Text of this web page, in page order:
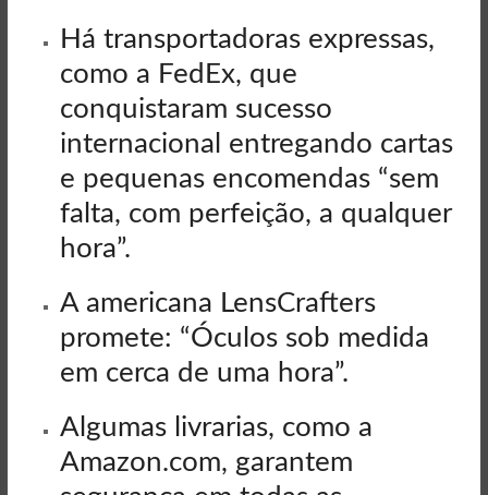
Há transportadoras expressas,
como a FedEx, que
conquistaram sucesso
internacional entregando cartas
e pequenas encomendas “sem
falta, com perfeição, a qualquer
hora”.
A americana LensCrafters
promete: “Óculos sob medida
em cerca de uma hora”.
Algumas livrarias, como a
Amazon.com, garantem